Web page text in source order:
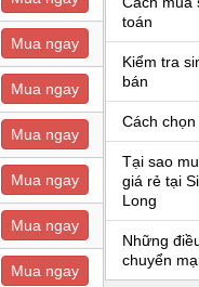
Mua ngay
Mua ngay
Mua ngay
Mua ngay
Mua ngay
Mua ngay
toán
Kiểm tra
bán
Cách
Tại sao
giá rẻ tại
Long
Những
chuyển